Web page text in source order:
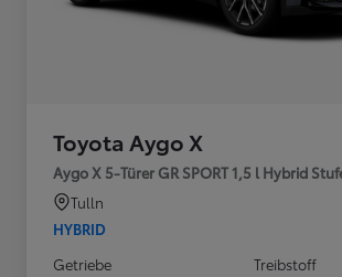
Toyota Aygo X
Aygo X 5-Türer GR SPORT 1,5 l Hybrid
Tulln
HYBRID
Getriebe
Treibstoff